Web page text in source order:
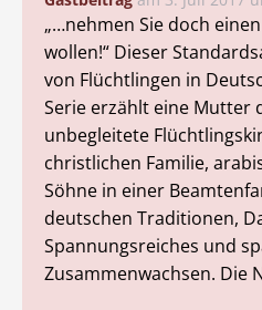
„…nehmen Sie doch
wollen!“ Dieser
von Flüchtlingen in
Serie erzählt eine Mutter
unbegleitete
christlichen Familie,
Söhne in einer
deutschen Traditionen,
Spannungsreiches und
Zusammenwachsen. Die